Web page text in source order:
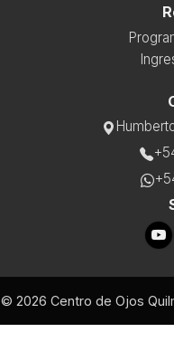
© 2026 Centro de Ojos